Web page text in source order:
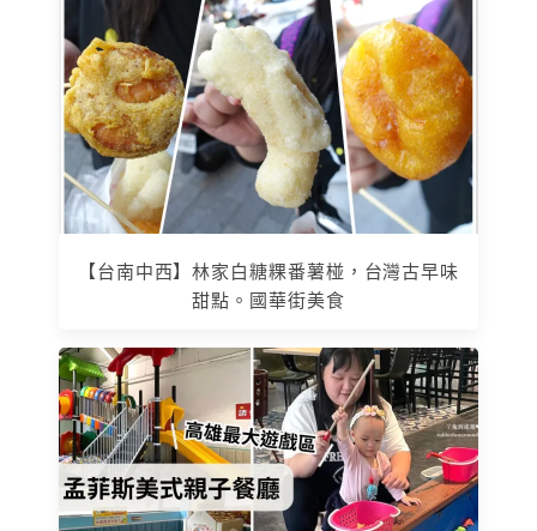
【台南中西】林家白糖粿番薯椪，台灣古早味
甜點。國華街美食